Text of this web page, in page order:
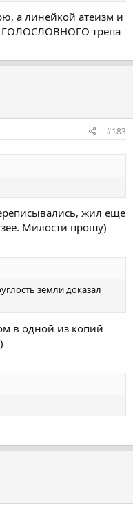
а линейкой атеизм и
ГОЛОСЛОВНОГО трепа
#183
жил еще
Милости прошу)
земли доказал
в одной из копий